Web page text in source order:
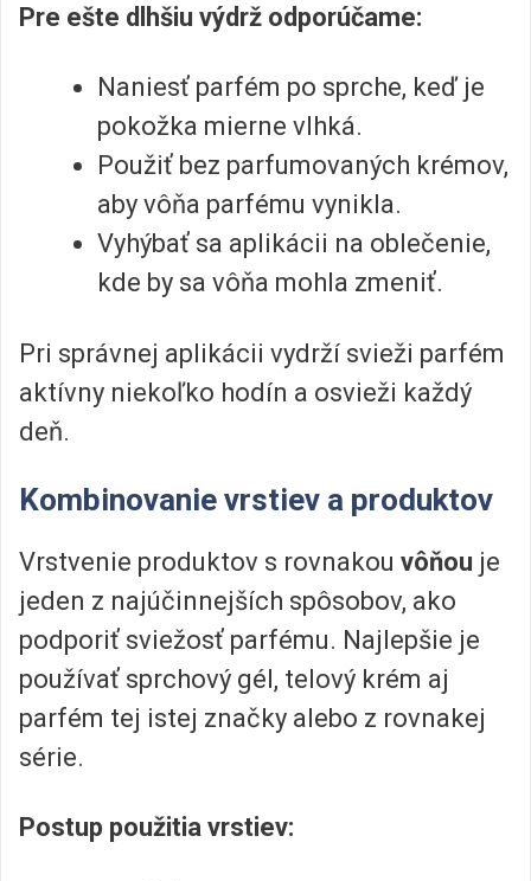
Pre ešte dlhšiu výdrž odporúčame:
Naniesť parfém po sprche, keď je
pokožka mierne vlhká.
Použiť bez parfumovaných krémov,
aby vôňa parfému vynikla.
Vyhýbať sa aplikácii na oblečenie,
kde by sa vôňa mohla zmeniť.
Pri správnej aplikácii vydrží svieži parfém
aktívny niekoľko hodín a osvieži každý
deň.
Kombinovanie vrstiev a produktov
Vrstvenie produktov s rovnakou vôňou je
jeden z najúčinnejších spôsobov, ako
podporiť sviežosť parfému. Najlepšie je
používať sprchový gél, telový krém aj
parfém tej istej značky alebo z rovnakej
série.
Postup použitia vrstiev: